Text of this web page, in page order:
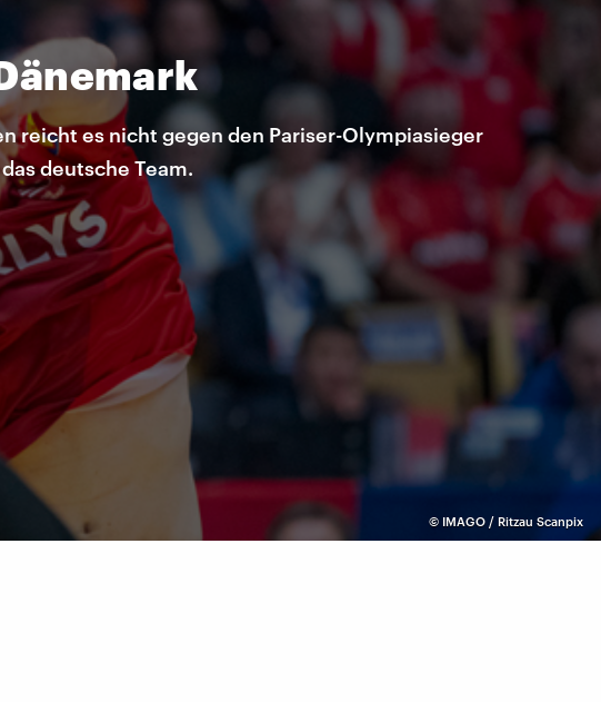
© IMAGO / Ritzau Scanpix
reicht es nicht gegen den Pariser-Olympiasieger
deutsche Team.